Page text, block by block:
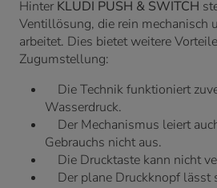
HinterKLUDI PUSH & SWITCH
Ventillösung, die rein mechanisch
arbeitet. Dies bietet weitere
Zugumstellung:
Die Technik funktioniert
Wasserdruck.
Der Mechanismus leiert
Gebrauchs nicht aus.
Die Drucktaste kann nicht
Der plane Druckknopf lässt